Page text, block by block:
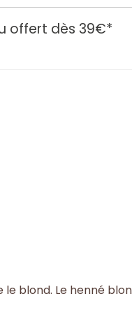
offert dès 39€*
blond. Le henné